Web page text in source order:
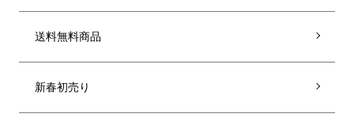
送料無料商品
新春初売り